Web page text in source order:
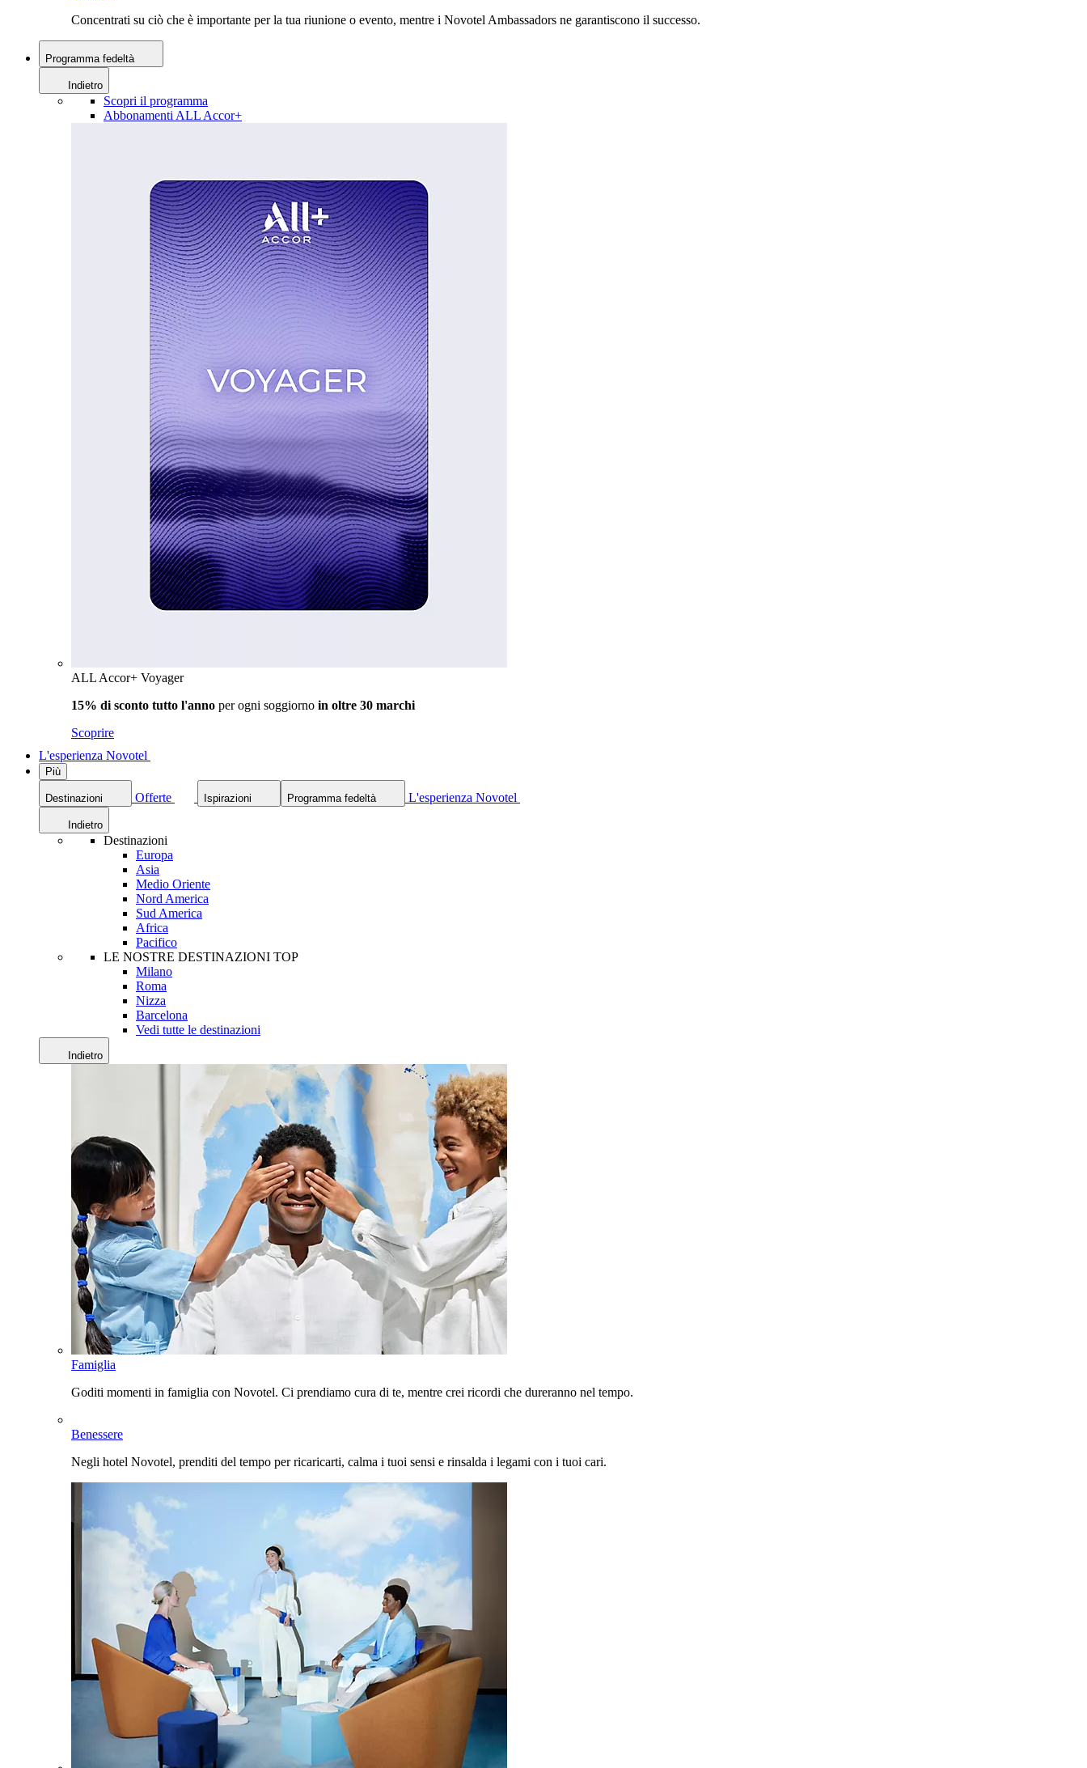
Concentrati su ciò che è importante per la tua riunione o evento, mentre i Novotel Ambassadors ne garantiscono il successo.
Programma fedeltà
Indietro
Scopri il programma
Abbonamenti ALL Accor+
ALL Accor+ Voyager
15% di sconto tutto l'anno per ogni soggiorno in oltre 30 marchi
Scoprire
L'esperienza Novotel
Più
Destinazioni Offerte Ispirazioni Programma fedeltà L'esperienza Novotel
Indietro
Destinazioni
Europa
Asia
Medio Oriente
Nord America
Sud America
Africa
Pacifico
LE NOSTRE DESTINAZIONI TOP
Milano
Roma
Nizza
Barcelona
Vedi tutte le destinazioni
Indietro
Famiglia
Goditi momenti in famiglia con Novotel. Ci prendiamo cura di te, mentre crei ricordi che dureranno nel tempo.
Benessere
Negli hotel Novotel, prenditi del tempo per ricaricarti, calma i tuoi sensi e rinsalda i legami con i tuoi cari.